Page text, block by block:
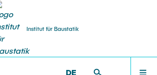
Institut für Baustatik
DE